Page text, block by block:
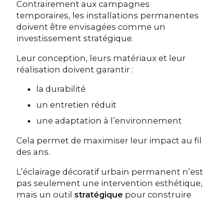
Contrairement aux campagnes
temporaires, les installations permanentes
doivent être envisagées comme un
investissement stratégique.
Leur conception, leurs matériaux et leur
réalisation doivent garantir :
la durabilité
un entretien réduit
une adaptation à l’environnement
Cela permet de maximiser leur impact au fil
des ans.
L’éclairage décoratif urbain permanent n’est
pas seulement une intervention esthétique,
mais un outil stratégique pour construire